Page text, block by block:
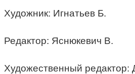
Художник: Игнатьев Б.
Редактор: Яснюкевич В.
Художественный редактор: